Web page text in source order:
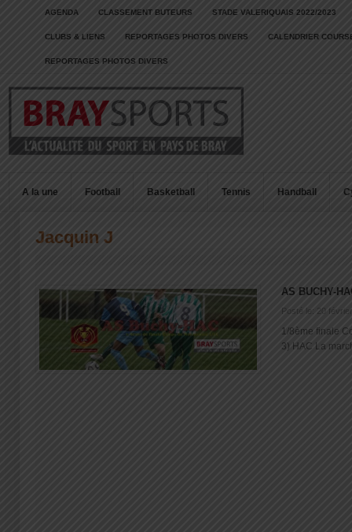
AGENDA CLASSEMENT BUTEURS STADE VALERIQUAIS 2022/2023
CLUBS & LIENS REPORTAGES PHOTOS DIVERS CALENDRIER
REPORTAGES PHOTOS DIVERS
A la une Football Basketball Tennis Handball
Jacquin J
AS BUCHY-
Posté le: 20
1/8ème finale
3) HAC La